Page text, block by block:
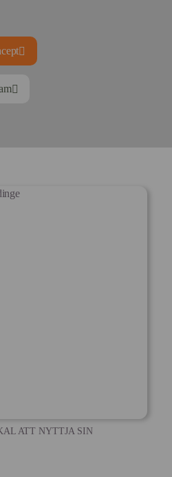
ATT NYTTJA SIN